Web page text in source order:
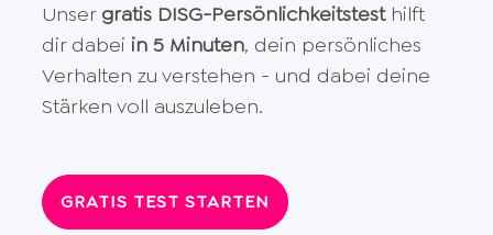
Unser gratis DISG-Persönlichkeitstesthilft
dir dabei in 5 Minuten, dein persönliches
Verhalten zu verstehen - und dabei deine
Stärken voll auszuleben.
GRATIS TEST STARTEN